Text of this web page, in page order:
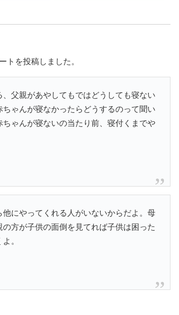
トを投稿しました。
父親があやしてもではどうしても寝ない
ゃんが寝なかったらどうするのって聞い
ゃんが寝ないの当たり前、寝付くまでや
にやってくれる人がいないからだよ。母
方が子供の面倒を見てれば子供は困った
。